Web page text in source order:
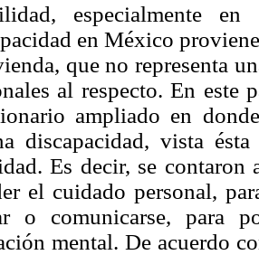
especialmente en
en México
que no representa
al respecto. En este
ampliado en
discapacidad, vista
Es decir, se contaron
el cuidado personal,
o comunicarse, para
mental. De acuerdo